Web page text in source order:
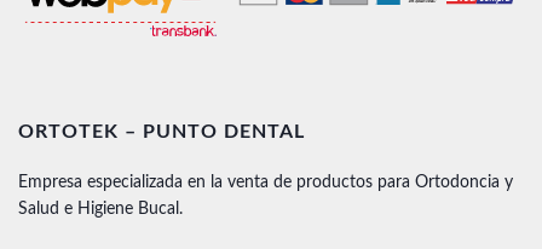
ORTOTEK – PUNTO DENTAL
Empresa especializada en la venta de productos para Ortodoncia y
Salud e Higiene Bucal.